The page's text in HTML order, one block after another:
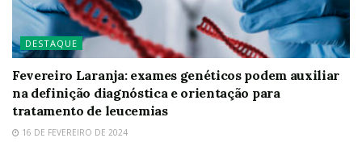
DESTAQUE
Fevereiro Laranja: exames genéticos podem auxiliar
na definição diagnóstica e orientação para
tratamento de leucemias
16 DE FEVEREIRO DE 2024